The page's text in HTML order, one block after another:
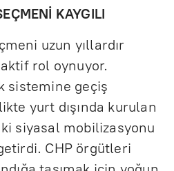
KAYGILI
uzun yıllardır
rol oynuyor.
sistemine geçiş
yurt dışında kurulan
siyasal mobilizasyonu
CHP örgütleri